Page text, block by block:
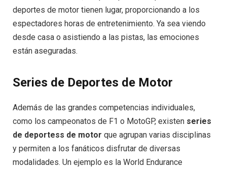
deportes de motor tienen lugar, proporcionando a los
espectadores horas de entretenimiento. Ya sea viendo
desde casa o asistiendo a las pistas, las emociones
están aseguradas.
Series de Deportes de Motor
Además de las grandes competencias individuales,
como los campeonatos de F1 o MotoGP, existen series
de deportess de motor que agrupan varias disciplinas
y permiten a los fanáticos disfrutar de diversas
modalidades. Un ejemplo es la World Endurance